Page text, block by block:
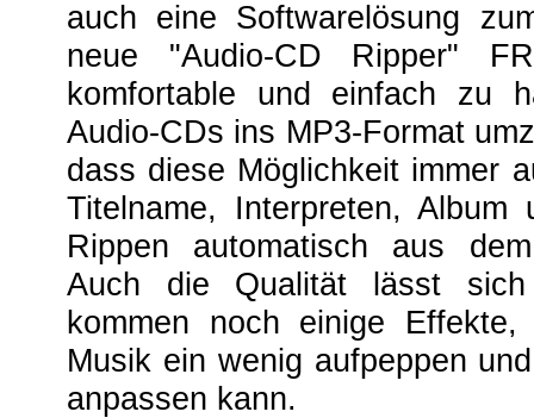
auch eine Softwarelösung
neue "Audio-CD Ripper"
komfortable und einfach zu
Audio-CDs ins MP3-Format
dass diese Möglichkeit immer
Titelname, Interpreten, Album
Rippen automatisch aus
Auch die Qualität lässt
kommen noch einige
Musik ein wenig aufpeppen
anpassen kann.